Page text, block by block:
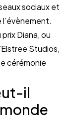
sociaux et
Diana, ou
Studios,
cérémonie
il